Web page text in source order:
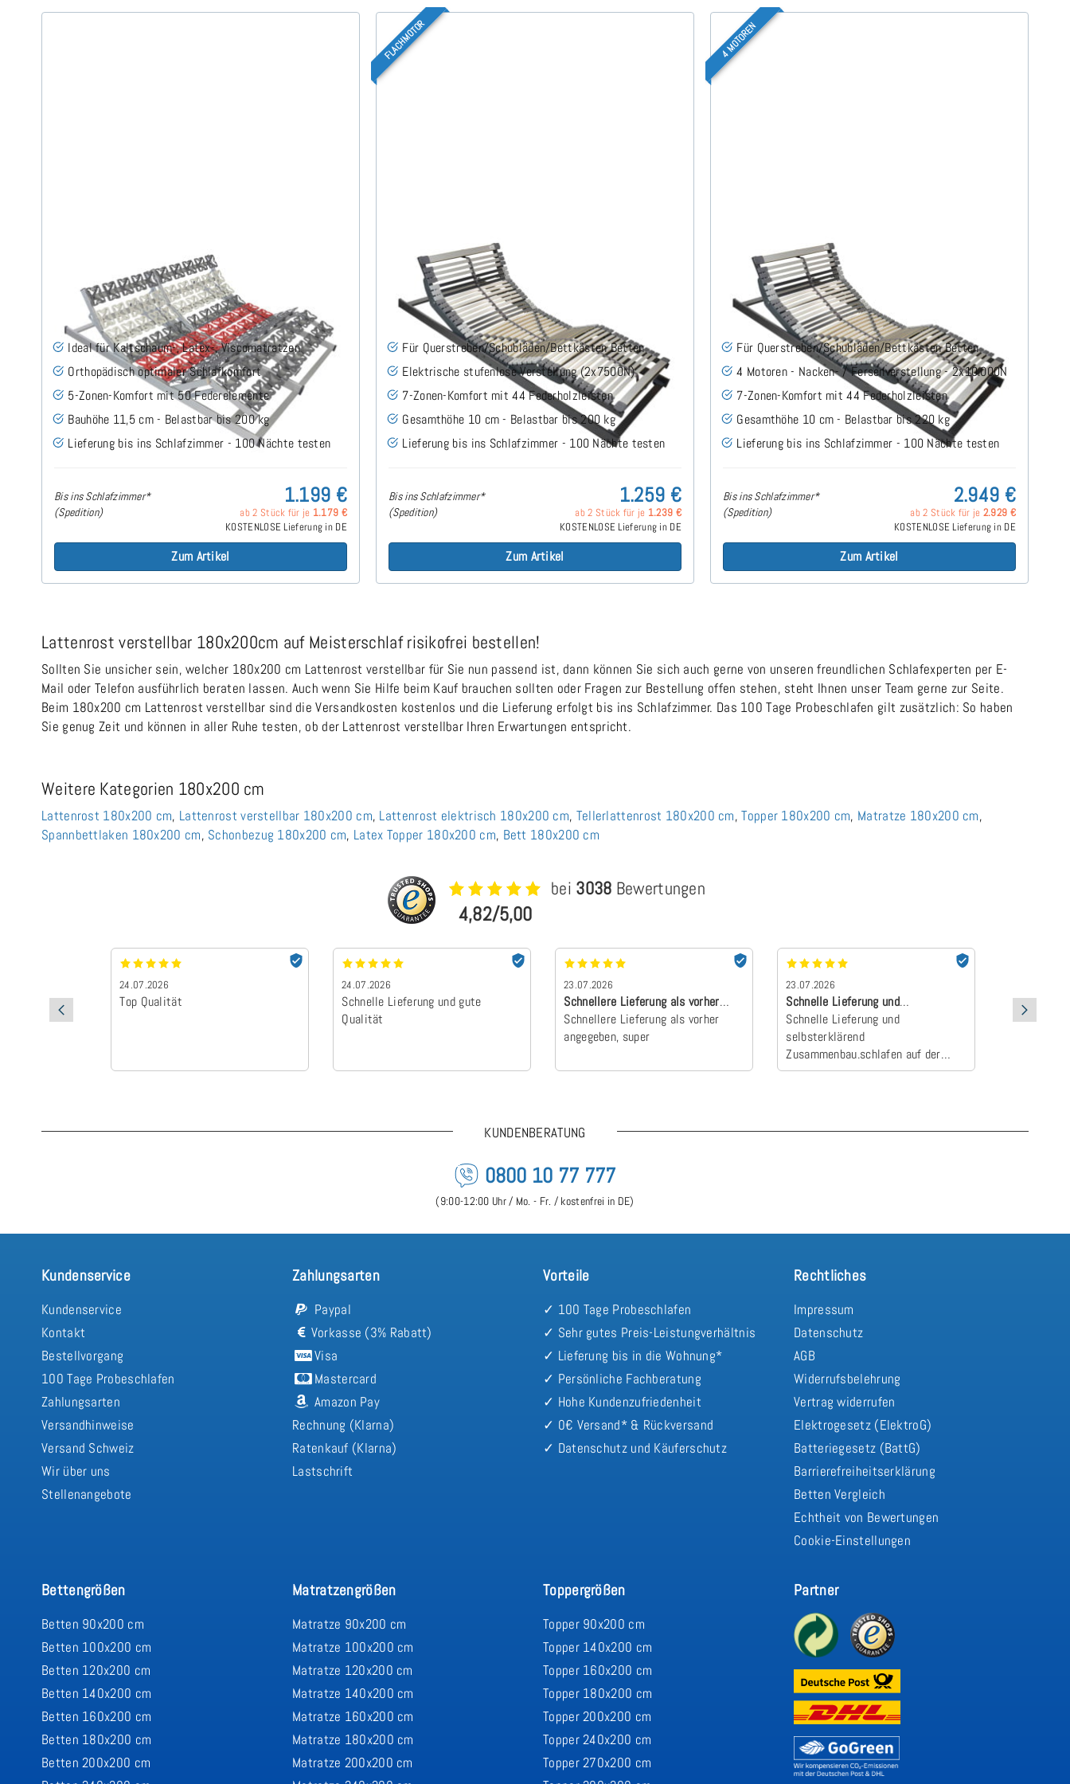
Cirro EKFV - Tellerlattenrost 180x200 cm
(2x90x200)
(23)
Ideal für Kaltschaum-, Latex-, Viscomatratzen
Orthopädisch optimaler Schlafkomfort
5-Zonen-Komfort mit 50 Federelemente
Bauhöhe 11,5 cm - Belastbar bis 200 kg
Lieferung bis ins Schlafzimmer - 100 Nächte testen
Bis ins Schlafzimmer*
(Spedition)
1.199 €
ab 2 Stück für je 1.179 €
KOSTENLOSE Lieferung in DE
Zum Artikel
FLACHMOTOR
Nimbo 44 EKFV Flach - Lattenrost 180x200 cm
(2x90x200)
Für Querstreben/Schubläden/Bettkästen Betten
Elektrische stufenlose Verstellung (2x7500N)
7-Zonen-Komfort mit 44 Federholzleisten
Gesamthöhe 10 cm - Belastbar bis 200 kg
Lieferung bis ins Schlafzimmer - 100 Nächte testen
Bis ins Schlafzimmer*
(Spedition)
1.259 €
ab 2 Stück für je 1.239 €
KOSTENLOSE Lieferung in DE
Zum Artikel
4 MOTOREN
Nimbo 4 Motoren Flach - Lattenrost 180x200 cm
(2x90x200)
Für Querstreben/Schubläden/Bettkästen Betten
4 Motoren - Nacken- / Fersenverstellung - 2x10.000N
7-Zonen-Komfort mit 44 Federholzleisten
Gesamthöhe 10 cm - Belastbar bis 220 kg
Lieferung bis ins Schlafzimmer - 100 Nächte testen
Bis ins Schlafzimmer*
(Spedition)
2.949 €
ab 2 Stück für je 2.929 €
KOSTENLOSE Lieferung in DE
Zum Artikel
Lattenrost verstellbar 180x200cm auf Meisterschlaf risikofrei bestellen!
Sollten Sie unsicher sein, welcher 180x200 cm Lattenrost verstellbar für Sie nun passend ist, dann können Sie sich auch gerne von unseren freundlichen Schlafexperten per E-
Mail oder Telefon ausführlich beraten lassen. Auch wenn Sie Hilfe beim Kauf brauchen sollten oder Fragen zur Bestellung offen stehen, steht Ihnen unser Team gerne zur Seite.
Beim 180x200 cm Lattenrost verstellbar sind die Versandkosten kostenlos und die Lieferung erfolgt bis ins Schlafzimmer. Das 100 Tage Probeschlafen gilt zusätzlich: So haben
Sie genug Zeit und können in aller Ruhe testen, ob der Lattenrost verstellbar Ihren Erwartungen entspricht.
Weitere Kategorien 180x200 cm
Lattenrost 180x200 cm, Lattenrost verstellbar 180x200 cm, Lattenrost elektrisch 180x200 cm, Tellerlattenrost 180x200 cm,Topper 180x200 cm, Matratze 180x200 cm,
Spannbettlaken 180x200 cm, Schonbezug 180x200 cm, Latex Topper 180x200 cm, Bett 180x200 cm
4,82/5,00
bei 3038 Bewertungen
24.07.2026
Top Qualität
24.07.2026
Schnelle Lieferung und gute
Qualität
23.07.2026
Schnellere Lieferung als vorher
angegebe…
Schnellere Lieferung als vorher
angegeben, super
23.07.2026
Schnelle Lieferung und
selbsterklärend Z…
Schnelle Lieferung und
selbsterklärend
Zusammenbau.schlafen auf der
neuen Matratze einfach himmlisch
absolut
Der
KUNDENBERATUNG
0800 10 77 777
(9:00-12:00 Uhr / Mo. - Fr. / kostenfrei in DE)
Kundenservice
Kundenservice
Kontakt
Bestellvorgang
100 Tage Probeschlafen
Zahlungsarten
Versandhinweise
Versand Schweiz
Wir über uns
Stellenangebote
Zahlungsarten
Paypal
Vorkasse (3% Rabatt)
Visa
Mastercard
Amazon Pay
Rechnung (Klarna)
Ratenkauf (Klarna)
Lastschrift
Vorteile
✓ 100 Tage Probeschlafen
✓ Sehr gutes Preis-Leistungverhältnis
✓ Lieferung bis in die Wohnung*
✓ Persönliche Fachberatung
✓ Hohe Kundenzufriedenheit
✓ 0€ Versand* & Rückversand
✓ Datenschutz und Käuferschutz
Rechtliches
Impressum
Datenschutz
AGB
Widerrufsbelehrung
Vertrag widerrufen
Elektrogesetz (ElektroG)
Batteriegesetz (BattG)
Barrierefreiheitserklärung
Betten Vergleich
Echtheit von Bewertungen
Cookie-Einstellungen
Bettengrößen
Betten 90x200 cm
Betten 100x200 cm
Betten 120x200 cm
Betten 140x200 cm
Betten 160x200 cm
Betten 180x200 cm
Betten 200x200 cm
Matratzengrößen
Matratze 90x200 cm
Matratze 100x200 cm
Matratze 120x200 cm
Matratze 140x200 cm
Matratze 160x200 cm
Matratze 180x200 cm
Matratze 200x200 cm
Toppergrößen
Topper 90x200 cm
Topper 140x200 cm
Topper 160x200 cm
Topper 180x200 cm
Topper 200x200 cm
Topper 240x200 cm
Topper 270x200 cm
Partner